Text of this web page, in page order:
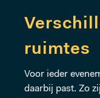
ruimtes
Voor ieder
daarbij past. Zo